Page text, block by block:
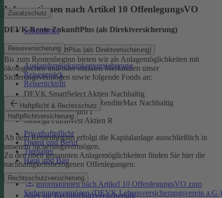
Zusatzschutz
Schutzbrief
Reiseversicherung
Auslandsreisekrankenversicherung
Reisegepäck
Reiserücktritt
Haftpflicht & Rechtsschutz
Haftpflichtversicherung
Privathaftpflicht
Dienst und Beruf
Tierhalter
Haus und Bau
Rechtsschutzversicherung
Alles zur Rechtsschutzversicherung
Informationen nach Artikel 10 OffenlegungsVO
DEVK-Rente ZukunftPlus (als Direktversicherung)
DEVK-Rente ZukunftPlus (als Direktversicherung)
Bis zum Rentenbeginn bieten wir als Anlagemöglichkeiten mit
ökologischen und/oder sozialen Merkmalen unser
Sicherungsvermögen sowie folgende Fonds an:
DEVK SmartSelect Aktien Nachhaltig
DEVK-Anlagekonzept RenditeMax Nachhaltig
Lupus Alpha Return I
Monega FairInvest Aktien R
Ab dem Rentenbeginn erfolgt die Kapitalanlage ausschließlich in
unserem Sicherungsvermögen.
Zu den oben genannten Anlagemöglichkeiten finden Sie hier die
nachhaltigkeitsbezogenen Offenlegungen:
Informationen nach Artikel 10 OffenlegungsVO zum
Sicherungsvermögen (DEVK Lebensversicherungsverein a.G.)